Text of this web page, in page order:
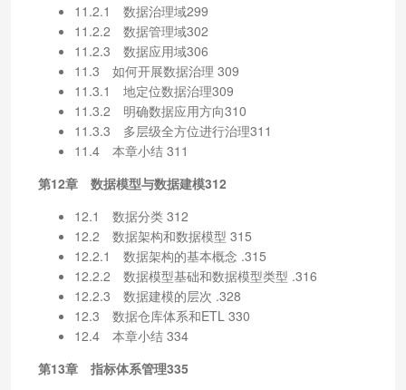
11.2.1 数据治理域299
11.2.2 数据管理域302
11.2.3 数据应用域306
11.3 如何开展数据治理 309
11.3.1 地定位数据治理309
11.3.2 明确数据应用方向310
11.3.3 多层级全方位进行治理311
11.4 本章小结 311
第12章 数据模型与数据建模312
12.1 数据分类 312
12.2 数据架构和数据模型 315
12.2.1 数据架构的基本概念 .315
12.2.2 数据模型基础和数据模型类型 .316
12.2.3 数据建模的层次 .328
12.3 数据仓库体系和ETL 330
12.4 本章小结 334
第13章 指标体系管理335